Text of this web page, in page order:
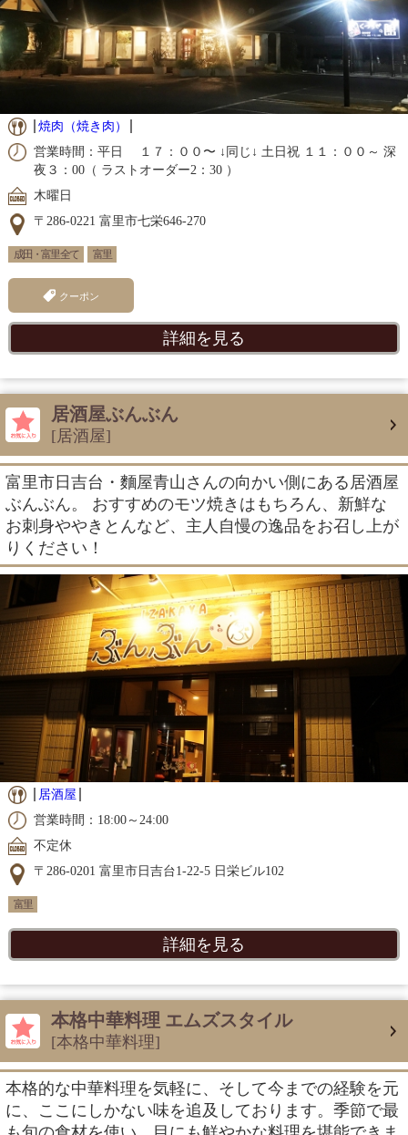
焼肉（焼き肉）
営業時間：平日 １７：００〜 ↓同じ↓ 土日祝 １１：００～ 深
夜３：00（ ラストオーダー2：30 ）
木曜日
〒286-0221 富里市七栄646-270
成田・富里 全て 富里
クーポン
詳細を見る
居酒屋ぶんぶん
[居酒屋]
富里市日吉台・麵屋青山さんの向かい側にある居酒屋
ぶんぶん。 おすすめのモツ焼きはもちろん、新鮮な
お刺身ややきとんなど、主人自慢の逸品をお召し上が
りください！
居酒屋
営業時間：18:00～24:00
不定休
〒286-0201 富里市日吉台1-22-5 日栄ビル102
富里
詳細を見る
本格中華料理 エムズスタイル
[本格中華料理]
本格的な中華料理を気軽に、そして今までの経験を元
に、ここにしかない味を追及しております。季節で最